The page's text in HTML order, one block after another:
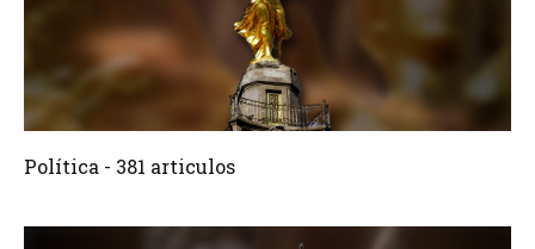
381 Articulos
Política - 381 articulos